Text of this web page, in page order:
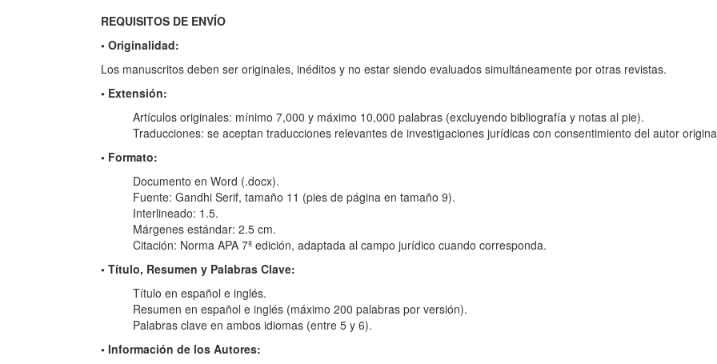
REQUISITOS DE ENVÍO
• Originalidad:
Los manuscritos deben ser originales, inéditos y no estar siendo evaluados simultáneamente por otras revistas.
• Extensión:
Artículos originales: mínimo 7,000 y máximo 10,000 palabras (excluyendo bibliografía y notas al pie).
Traducciones: se aceptan traducciones relevantes de investigaciones jurídicas con consentimiento del autor
• Formato:
Documento en Word (.docx).
Fuente: Gandhi Serif, tamaño 11 (pies de página en tamaño 9).
Interlineado: 1.5.
Márgenes estándar: 2.5 cm.
Citación: Norma APA 7ª edición, adaptada al campo jurídico cuando corresponda.
• Título, Resumen y Palabras Clave:
Título en español e inglés.
Resumen en español e inglés (máximo 200 palabras por versión).
Palabras clave en ambos idiomas (entre 5 y 6).
• Información de los Autores: